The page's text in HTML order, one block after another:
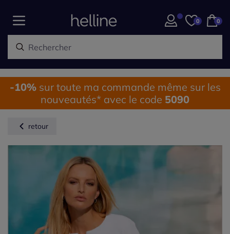
0 0
-10%sur toute ma commande même sur les
nouveautés* avec le code 5090
retour